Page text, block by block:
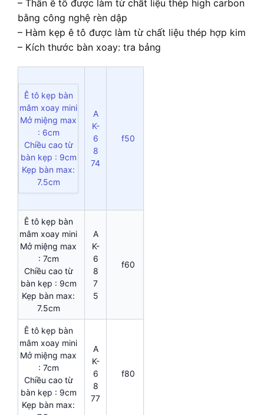
– Thân ê tô được làm từ chất liệu thép high carbon
bằng công nghệ rèn dập
– Hàm kẹp ê tô được làm từ chất liệu thép hợp kim
– Kích thước bàn xoay: tra bảng
Ê tô kẹp bàn
mâm xoay mini
Mở miệng max
: 6cm
Chiều cao từ
bàn kẹp : 9cm
Kẹp bàn max:
7.5cm
A
K-
6
8
74
f50
Ê tô kẹp bàn
mâm xoay mini
Mở miệng max
: 7cm
Chiều cao từ
bàn kẹp : 9cm
Kẹp bàn max:
7.5cm
A
K-
6
8
7
5
f60
Ê tô kẹp bàn
mâm xoay mini
Mở miệng max
: 7cm
Chiều cao từ
bàn kẹp : 9cm
Kẹp bàn max:
A
K-
6
8
77
f80